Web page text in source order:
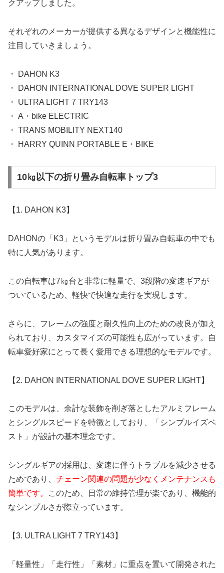
クアップしました。
それぞれのメーカーが提供する異なるデザインと機能性に
注目していきましょう。
・ DAHON K3
・ DAHON INTERNATIONAL DOVE SUPER LIGHT
・ ULTRA LIGHT 7 TRY143
・ A・bike ELECTRIC
・ TRANS MOBILITY NEXT140
・ HARRY QUINN PORTABLE E・BIKE
10㎏以下の折り畳み自転車トップ3
【1. DAHON K3】
DAHONの「K3」というモデルは折り畳み自転車の中でも
特に人気があります。
この自転車は7㎏台と非常に軽量で、3段階の変速ギアが
ついているため、軽快で快適な走行を実現します。
さらに、フレームの強度と耐久性向上のための改良が加え
られており、カスタマイズの可能性も広がっています。自
転車愛好家にとって長く愛用できる理想的なモデルです。
【2. DAHON INTERNATIONAL DOVE SUPER LIGHT】
このモデルは、余計な装飾を削ぎ落としたアルミフレーム
とシングルスピードを特徴としており、「シンプルイズベ
スト」が設計の基本理念です。
シングルギアの採用は、変速に伴うトラブルを減少させる
ためであり、 チェーン関連の問題が少なくメンテナンスも
簡単です。
このため、日常の維持管理が楽であり、機能的
なシンプルさが際立っています。
【3. ULTRA LIGHT 7 TRY143】
「軽量性」「走行性」「素材」に重点を置いて開発された